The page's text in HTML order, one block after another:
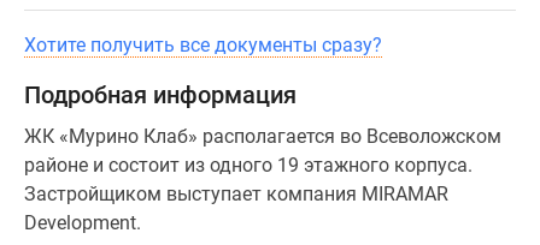
отделкой.
Хотите получить все документы сразу?
Подробная информация
ЖК «Мурино Клаб» располагается во Всеволожском
районе и состоит из одного 19 этажного корпуса.
Застройщиком выступает компания MIRAMAR
Development.